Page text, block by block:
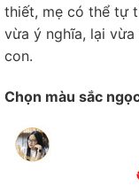
thiết, mẹ có thể tự
vừa ý nghĩa, lại vừa
con.
Chọn màu sắc